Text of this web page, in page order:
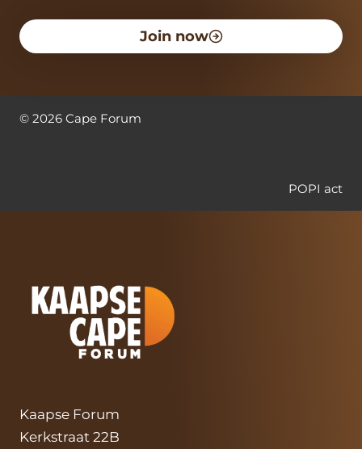
Join now
© 2026 Cape Forum
POPI act
Kaapse Forum
Kerkstraat 22B